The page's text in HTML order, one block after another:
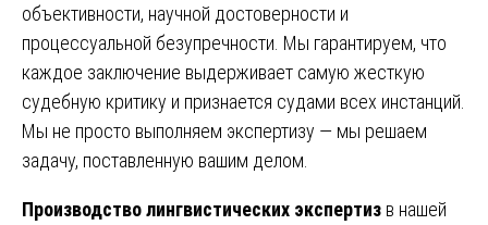
объективности, научной достоверности и
процессуальной безупречности. Мы гарантируем, что
каждое заключение выдерживает самую жесткую
судебную критику и признается судами всех инстанций.
Мы не просто выполняем экспертизу — мы решаем
задачу, поставленную вашим делом.
Производство лингвистических экспертиз в нашей